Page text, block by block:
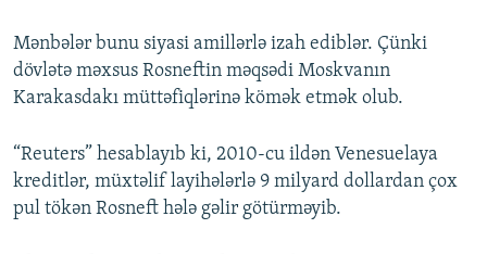
Mənbələr bunu siyasi amillərlə izah ediblər. Çünki
dövlətə məxsus Rosneftin məqsədi Moskvanın
Karakasdakı müttəfiqlərinə kömək etmək olub.
“Reuters” hesablayıb ki, 2010-cu ildən Venesuelaya
kreditlər, müxtəlif layihələrlə 9 milyard dollardan çox
pul tökən Rosneft hələ gəlir götürməyib.